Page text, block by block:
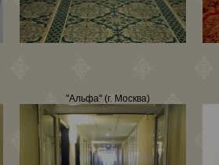
"Альфа" (г. Москва)